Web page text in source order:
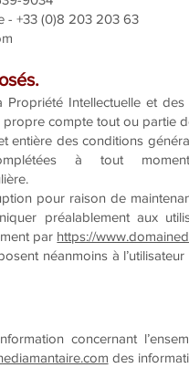
- +33 (0)8 203 203 63
Intellectuelle et des
compte tout ou partie
entière des conditions
à tout
pour raison de
préalablement aux
par https://
néanmoins à
concernant
des